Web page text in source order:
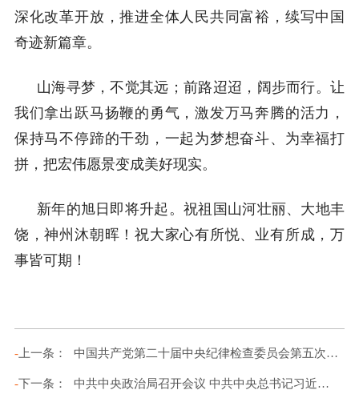
深化改革开放，推进全体人民共同富裕，续写中国
奇迹新篇章。
山海寻梦，不觉其远；前路迢迢，阔步而行。让
我们拿出跃马扬鞭的勇气，激发万马奔腾的活力，
保持马不停蹄的干劲，一起为梦想奋斗、为幸福打
拼，把宏伟愿景变成美好现实。
新年的旭日即将升起。祝祖国山河壮丽、大地丰
饶，神州沐朝晖！祝大家心有所悦、业有所成，万
事皆可期！
-上一条： 中国共产党第二十届中央纪律检查委员会第五次全体会议公报
-下一条： 中共中央政治局召开会议 中共中央总书记习近平主持会议